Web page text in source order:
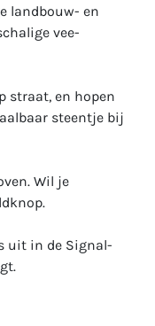
landbouw- en
vee-
straat, en hopen
steentje bij
Wil je
uit in de Signal-